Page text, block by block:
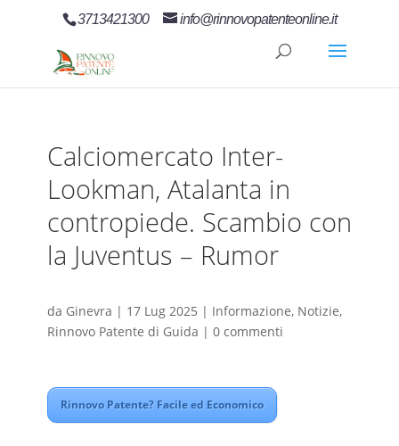
3713421300 info@rinnovopatenteonline.it
Calciomercato Inter-
Lookman, Atalanta in
contropiede. Scambio con
la Juventus – Rumor
da Ginevra | 17 Lug 2025 | Informazione, Notizie,
Rinnovo Patente di Guida | 0 commenti
Rinnovo Patente? Facile ed Economico